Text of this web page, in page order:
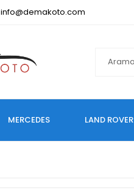
info@demakoto.com
MERCEDES LAND ROVER